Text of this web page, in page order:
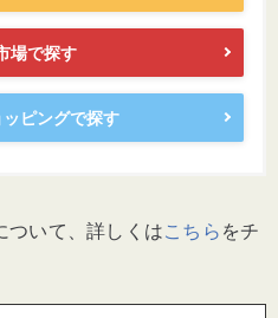
場で探す
ピングで探す
ついて、詳しくはこちらをチ